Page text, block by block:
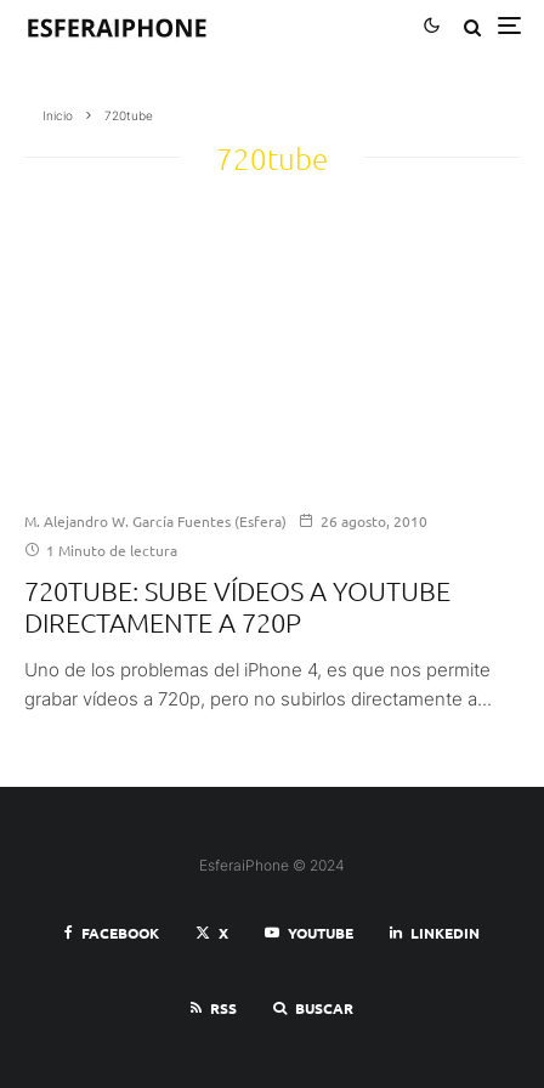
Inicio 720tube
720tube
M. Alejandro W. García Fuentes (Esfera)
26 agosto, 2010
1 Minuto de lectura
720TUBE: SUBE VÍDEOS A YOUTUBE
DIRECTAMENTE A 720P
Uno de los problemas del iPhone 4, es que nos permite
grabar vídeos a 720p, pero no subirlos directamente a...
EsferaiPhone © 2024
FACEBOOK X YOUTUBE LINKEDIN
RSS BUSCAR